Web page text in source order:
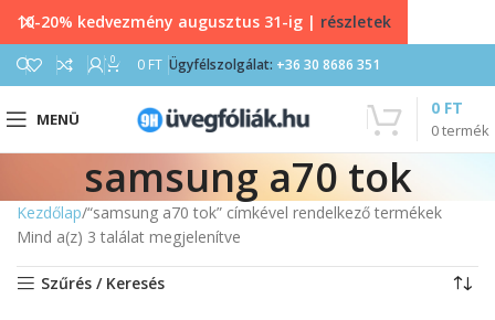
0 0 FT Ügyfélszolgálat: +36 30 8686 351
MENÜ
0termék
0 FT
samsung a70 tok
Kezdőlap “samsung a70 tok” címkével rendelkező termékek
Mind a(z) 3 találat megjelenítve
Szűrés / Keresés
10-20% kedvezmény augusztus 31-ig | részletek